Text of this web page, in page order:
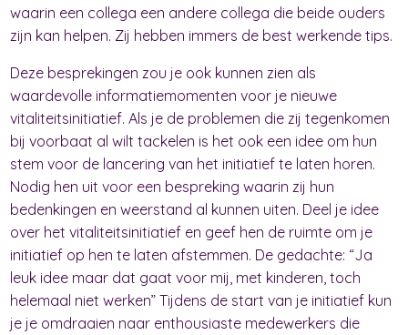
waarin een collega een andere collega die beide ouders
zijn kan helpen. Zij hebben immers de best werkende tips.
Deze besprekingen zou je ook kunnen zien als
waardevolle informatiemomenten voor je nieuwe
vitaliteitsinitiatief. Als je de problemen die zij tegenkomen
bij voorbaat al wilt tackelen is het ook een idee om hun
stem voor de lancering van het initiatief te laten horen.
Nodig hen uit voor een bespreking waarin zij hun
bedenkingen en weerstand al kunnen uiten. Deel je idee
over het vitaliteitsinitiatief en geef hen de ruimte om je
initiatief op hen te laten afstemmen. De gedachte: “Ja
leuk idee maar dat gaat voor mij, met kinderen, toch
helemaal niet werken” Tijdens de start van je initiatief kun
je je omdraaien naar enthousiaste medewerkers die